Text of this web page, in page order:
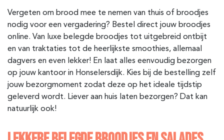
Vergeten om brood mee te nemen van thuis of broodjes
nodig voor een vergadering? Bestel direct jouw broodjes
online. Van luxe belegde broodjes tot uitgebreid ontbijt
en van traktaties tot de heerlijkste smoothies, allemaal
dagvers en even lekker! En laat alles eenvoudig bezorgen
op jouw kantoor in Honselersdijk. Kies bij de bestelling zelf
jouw bezorgmoment zodat deze op het ideale tijdstip
geleverd wordt. Liever aan huis laten bezorgen? Dat kan
natuurlijk ook!